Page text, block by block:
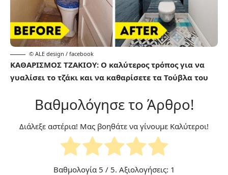
© ALE design / facebook
ΚΑΘΑΡΙΣΜΟΣ ΤΖΑΚΙΟΥ: Ο καλύτερος τρόπος για να
γυαλίσει το τζάκι και να καθαρίσετε τα Τούβλα του
Βαθμολόγησε το Άρθρο!
Διάλεξε αστέρια! Μας βοηθάτε να γίνουμε Καλύτεροι!
Βαθμολογία 5 / 5. Αξιολογήσεις: 1